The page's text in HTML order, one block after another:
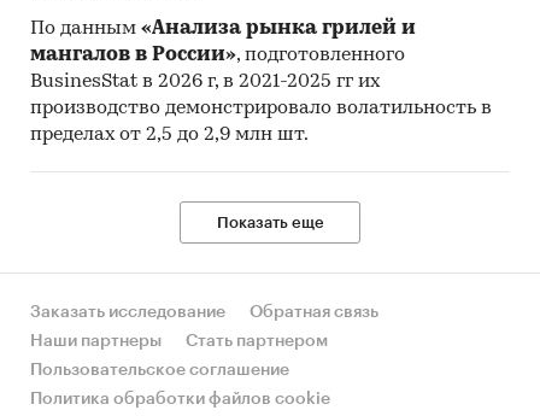
По данным «Анализа рынка грилей и
мангалов в России», подготовленного
BusinesStat в 2026 г, в 2021-2025 гг их
производство демонстрировало волатильность в
пределах от 2,5 до 2,9 млн шт.
Показать еще
Заказать исследование
Обратная связь
Наши партнеры
Стать партнером
Пользовательское соглашение
Политика обработки файлов cookie